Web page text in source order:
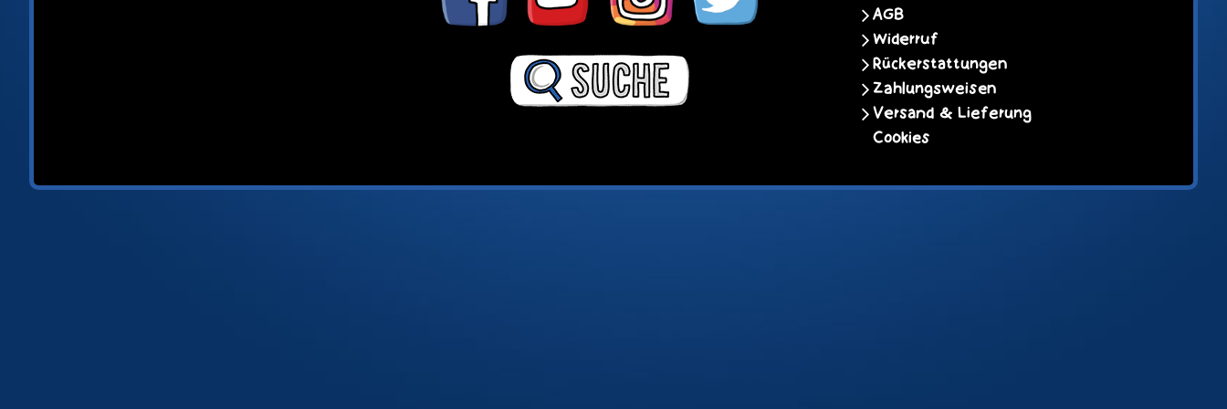
AGB
Widerruf
Rückerstattungen
Zahlungsweisen
Versand & Lieferung
Cookies